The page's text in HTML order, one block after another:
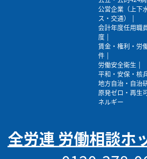
公営企業（上下
ス・交通）
会計年度任用職
度
賃金・権利・労
件
労働安全衛生
平和・安保・核
地方自治・自治
原発ゼロ・再生
ネルギー
全労連 労働相談ホ